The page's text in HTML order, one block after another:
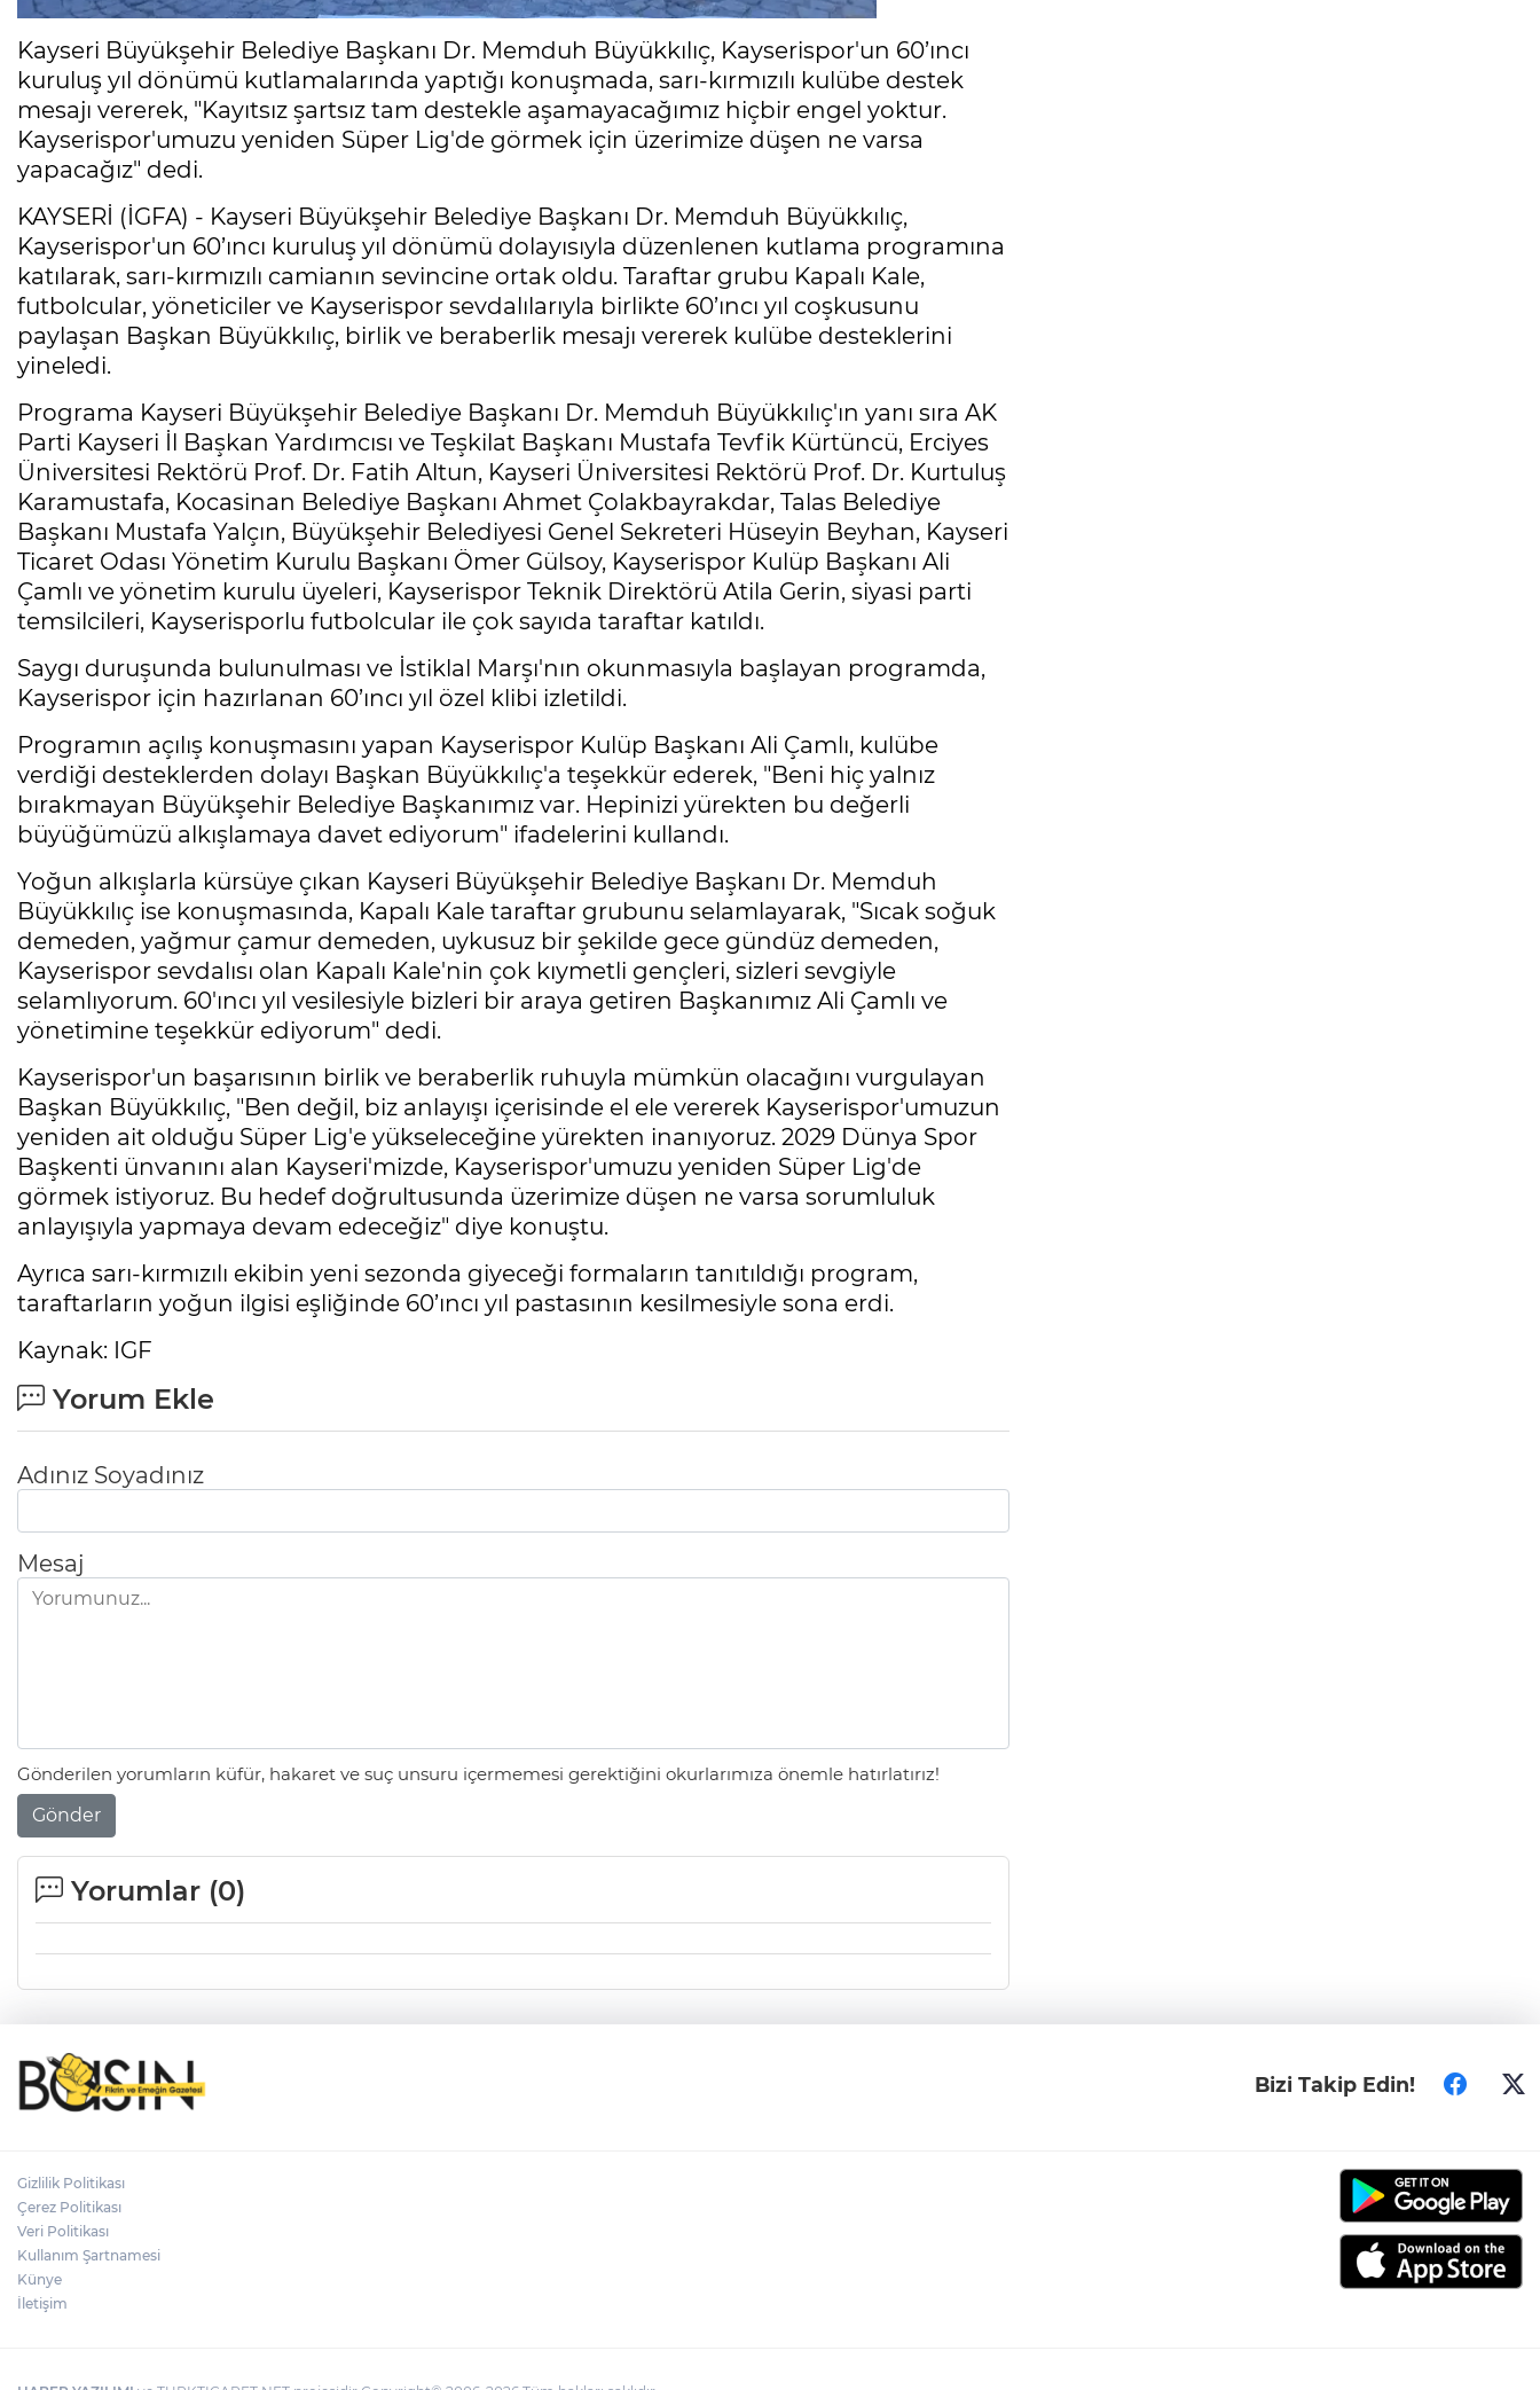
Kayseri Büyükşehir Belediye Başkanı Dr. Memduh Büyükkılıç, Kayserispor'un 60’ıncı
kuruluş yıl dönümü kutlamalarında yaptığı konuşmada, sarı-kırmızılı kulübe destek
mesajı vererek, "Kayıtsız şartsız tam destekle aşamayacağımız hiçbir engel yoktur.
Kayserispor'umuzu yeniden Süper Lig'de görmek için üzerimize düşen ne varsa
yapacağız" dedi.
KAYSERİ (İGFA) - Kayseri Büyükşehir Belediye Başkanı Dr. Memduh Büyükkılıç,
Kayserispor'un 60’ıncı kuruluş yıl dönümü dolayısıyla düzenlenen kutlama programına
katılarak, sarı-kırmızılı camianın sevincine ortak oldu. Taraftar grubu Kapalı Kale,
futbolcular, yöneticiler ve Kayserispor sevdalılarıyla birlikte 60’ıncı yıl coşkusunu
paylaşan Başkan Büyükkılıç, birlik ve beraberlik mesajı vererek kulübe desteklerini
yineledi.
Programa Kayseri Büyükşehir Belediye Başkanı Dr. Memduh Büyükkılıç'ın yanı sıra AK
Parti Kayseri İl Başkan Yardımcısı ve Teşkilat Başkanı Mustafa Tevfik Kürtüncü, Erciyes
Üniversitesi Rektörü Prof. Dr. Fatih Altun, Kayseri Üniversitesi Rektörü Prof. Dr. Kurtuluş
Karamustafa, Kocasinan Belediye Başkanı Ahmet Çolakbayrakdar, Talas Belediye
Başkanı Mustafa Yalçın, Büyükşehir Belediyesi Genel Sekreteri Hüseyin Beyhan, Kayseri
Ticaret Odası Yönetim Kurulu Başkanı Ömer Gülsoy, Kayserispor Kulüp Başkanı Ali
Çamlı ve yönetim kurulu üyeleri, Kayserispor Teknik Direktörü Atila Gerin, siyasi parti
temsilcileri, Kayserisporlu futbolcular ile çok sayıda taraftar katıldı.
Saygı duruşunda bulunulması ve İstiklal Marşı'nın okunmasıyla başlayan programda,
Kayserispor için hazırlanan 60’ıncı yıl özel klibi izletildi.
Programın açılış konuşmasını yapan Kayserispor Kulüp Başkanı Ali Çamlı, kulübe
verdiği desteklerden dolayı Başkan Büyükkılıç'a teşekkür ederek, "Beni hiç yalnız
bırakmayan Büyükşehir Belediye Başkanımız var. Hepinizi yürekten bu değerli
büyüğümüzü alkışlamaya davet ediyorum" ifadelerini kullandı.
Yoğun alkışlarla kürsüye çıkan Kayseri Büyükşehir Belediye Başkanı Dr. Memduh
Büyükkılıç ise konuşmasında, Kapalı Kale taraftar grubunu selamlayarak, "Sıcak soğuk
demeden, yağmur çamur demeden, uykusuz bir şekilde gece gündüz demeden,
Kayserispor sevdalısı olan Kapalı Kale'nin çok kıymetli gençleri, sizleri sevgiyle
selamlıyorum. 60'ıncı yıl vesilesiyle bizleri bir araya getiren Başkanımız Ali Çamlı ve
yönetimine teşekkür ediyorum" dedi.
Kayserispor'un başarısının birlik ve beraberlik ruhuyla mümkün olacağını vurgulayan
Başkan Büyükkılıç, "Ben değil, biz anlayışı içerisinde el ele vererek Kayserispor'umuzun
yeniden ait olduğu Süper Lig'e yükseleceğine yürekten inanıyoruz. 2029 Dünya Spor
Başkenti ünvanını alan Kayseri'mizde, Kayserispor'umuzu yeniden Süper Lig'de
görmek istiyoruz. Bu hedef doğrultusunda üzerimize düşen ne varsa sorumluluk
anlayışıyla yapmaya devam edeceğiz" diye konuştu.
Ayrıca sarı-kırmızılı ekibin yeni sezonda giyeceği formaların tanıtıldığı program,
taraftarların yoğun ilgisi eşliğinde 60’ıncı yıl pastasının kesilmesiyle sona erdi.
Kaynak: IGF
Yorum Ekle
Adınız Soyadınız
Mesaj
Gönderilen yorumların küfür, hakaret ve suç unsuru içermemesi gerektiğini okurlarımıza önemle hatırlatırız!
Gönder
Yorumlar (0)
Bizi Takip Edin!
Gizlilik Politikası
Çerez Politikası
Veri Politikası
Kullanım Şartnamesi
Künye
İletişim